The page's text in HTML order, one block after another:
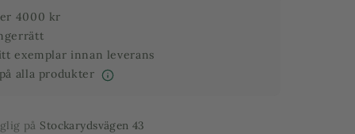
armatur
växtväggar
120°
4000 kr
exemplar innan leverans
alla produkter
på Stockarydsvägen 43